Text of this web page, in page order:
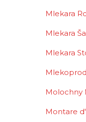
Mlekara
Mlekara
Mlekara
Molochny
Montare